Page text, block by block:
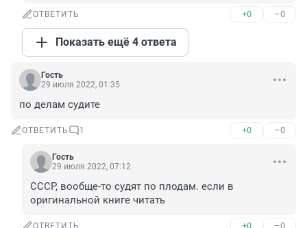
ОТВЕТИТЬ +0 –0
Показать ещё 4 ответа
Гость
29 июля 2022, 01:35
по делам судите
ОТВЕТИТЬ 1 +0 –0
Гость
29 июля 2022, 07:12
СССР, вообще-то судят по плодам. если в
оригинальной книге читать
ОТВЕТИТЬ +0 –0